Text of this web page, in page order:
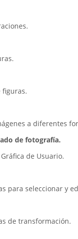
figuras.
a diferentes
de fotografía.
de Usuario.
para seleccionar y
de transformación.